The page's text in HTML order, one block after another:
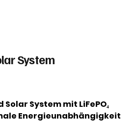
System
Solar System mit LiFePO₄
Energieunabhängigkeit